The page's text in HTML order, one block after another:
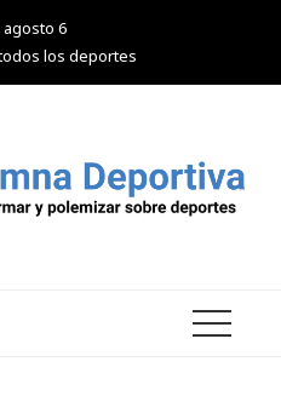
6
los deportes